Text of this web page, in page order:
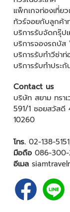
แพ็กเกจท่องเที่ยว
ทัวร์จอยกับลูกค้า
บริการรับจัดกรุ๊ปเ
บริการจองรถบัส
บริการรับทำวีซ่าท่
บริการรับทำประกั
Contact us
บริษัท สยาม ทรา
591/1 ซอยสวัสดี
10260
โทร. 02-138-5151
มือถือ 086-
อีเมล